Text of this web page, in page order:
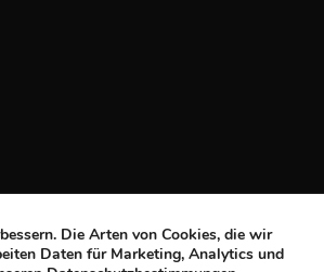
Die Arten von Cookies, die wir
Daten für Marketing, Analytics und